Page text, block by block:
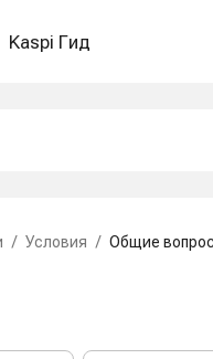
Kaspi Гид
/ Условия / Общие